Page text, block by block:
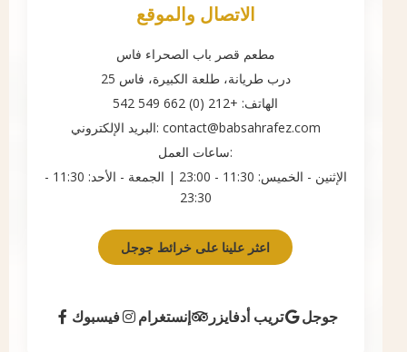
الاتصال والموقع
مطعم قصر باب الصحراء فاس
25 درب طريانة، طلعة الكبيرة، فاس
الهاتف: +212 (0) 662 549 542
البريد الإلكتروني: contact@babsahrafez.com
ساعات العمل:
الإثنين - الخميس: 11:30 - 23:00 | الجمعة - الأحد: 11:30 -
23:30
اعثر علينا على خرائط جوجل
فيسبوك إنستغرام تريب أدفايزر جوجل